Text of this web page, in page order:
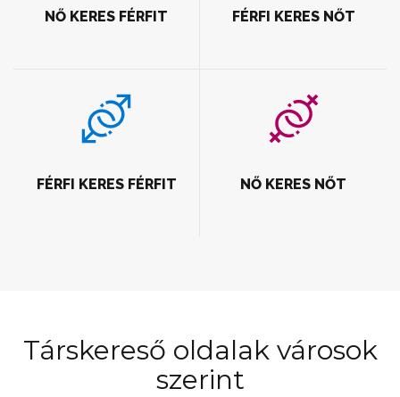
NŐ KERES FÉRFIT FÉRFI KERES NŐT
FÉRFI KERES FÉRFIT NŐ KERES NŐT
Társkereső oldalak városok
szerint